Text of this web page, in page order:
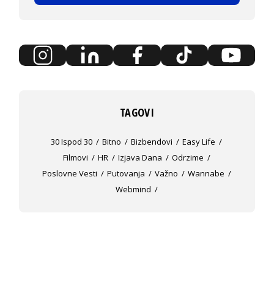
TAGOVI
30 Ispod 30 Bitno Bizbendovi
Easy Life
Filmovi
HR Izjava Dana
Odrzime
Poslovne Vesti
Putovanja Važno
Wannabe
Webmind